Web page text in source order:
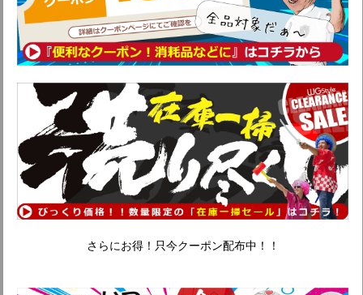
さらにお得！只今クーポン配布中！！